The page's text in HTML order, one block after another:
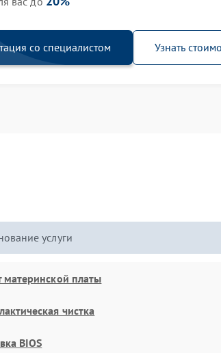
со специалистом Узнать
услуги
материнской платы
чистка
BIOS